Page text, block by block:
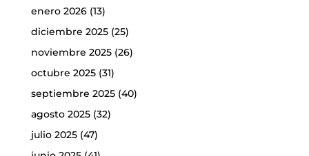
enero 2026(13)
diciembre 2025(25)
noviembre 2025(26)
octubre 2025(31)
septiembre 2025(40)
agosto 2025(32)
julio 2025(47)